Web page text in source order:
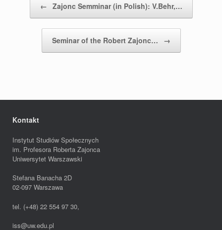
← Zajonc Semminar (in Polish): V.Behr,…
Seminar of the Robert Zajonc… →
Kontakt
Instytut Studiów Społecznych
im. Profesora Roberta Zajonca
Uniwersytet Warszawski
Stefana Banacha 2D
02-097 Warszawa
tel. (+48) 22 554 97 30,
iss@uw.edu.pl